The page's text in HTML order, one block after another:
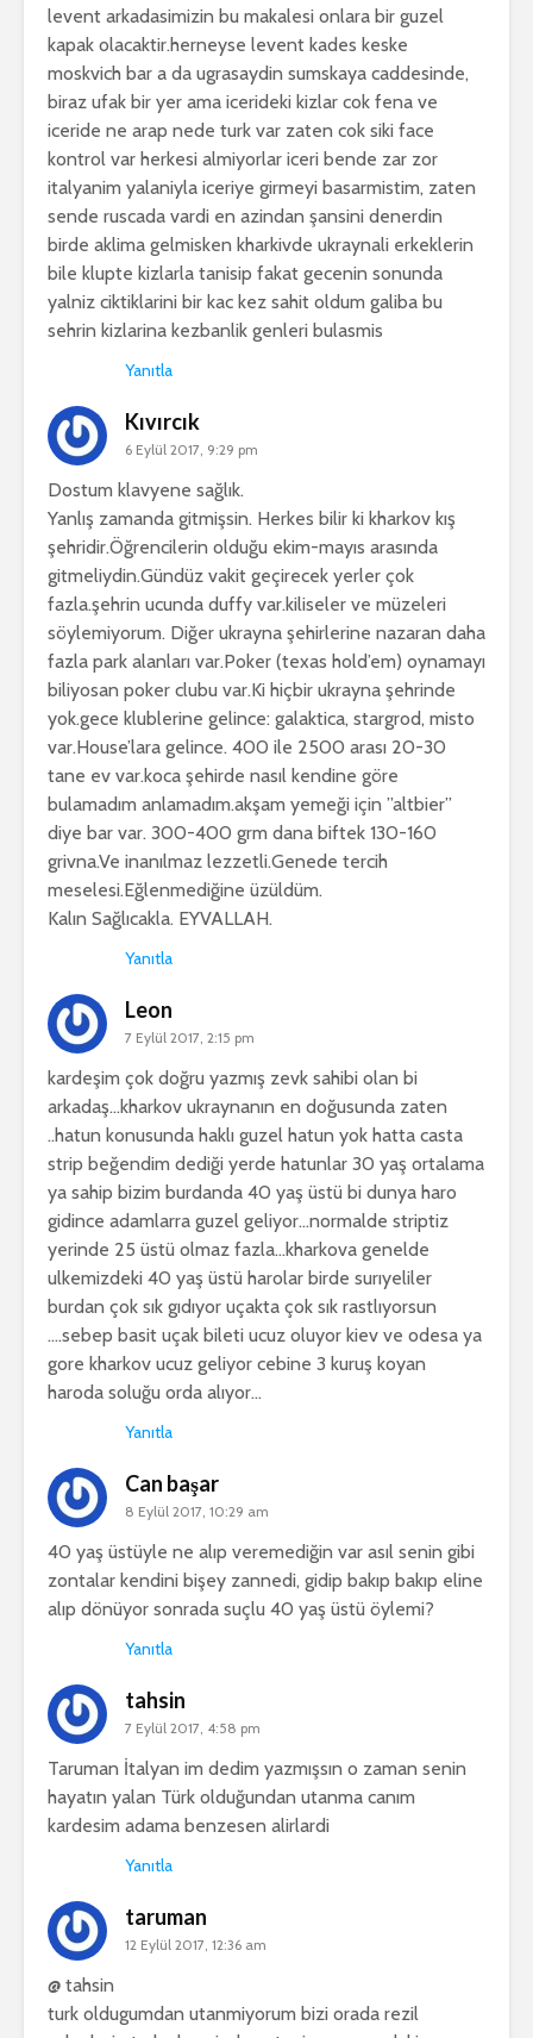
levent arkadasimizin bu makalesi onlara bir guzel
kapak olacaktir.herneyse levent kades keske
moskvich bar a da ugrasaydin sumskaya caddesinde,
biraz ufak bir yer ama icerideki kizlar cok fena ve
iceride ne arap nede turk var zaten cok siki face
kontrol var herkesi almiyorlar iceri bende zar zor
italyanim yalaniyla iceriye girmeyi basarmistim, zaten
sende ruscada vardi en azindan şansini denerdin
birde aklima gelmisken kharkivde ukraynali erkeklerin
bile klupte kizlarla tanisip fakat gecenin sonunda
yalniz ciktiklarini bir kac kez sahit oldum galiba bu
sehrin kizlarina kezbanlik genleri bulasmis
Yanıtla
Kıvırcık
6 Eylül 2017, 9:29 pm
Dostum klavyene sağlık.
Yanlış zamanda gitmişsin. Herkes bilir ki kharkov kış
şehridir.Öğrencilerin olduğu ekim-mayıs arasında
gitmeliydin.Gündüz vakit geçirecek yerler çok
fazla.şehrin ucunda duffy var.kiliseler ve müzeleri
söylemiyorum. Diğer ukrayna şehirlerine nazaran daha
fazla park alanları var.Poker (texas hold’em) oynamayı
biliyosan poker clubu var.Ki hiçbir ukrayna şehrinde
yok.gece klublerine gelince: galaktica, stargrod, misto
var.House’lara gelince. 400 ile 2500 arası 20-30
tane ev var.koca şehirde nasıl kendine göre
bulamadım anlamadım.akşam yemeği için ”altbier”
diye bar var. 300-400 grm dana biftek 130-160
grivna.Ve inanılmaz lezzetli.Genede tercih
meselesi.Eğlenmediğine üzüldüm.
Kalın Sağlıcakla. EYVALLAH.
Yanıtla
Leon
7 Eylül 2017, 2:15 pm
kardeşim çok doğru yazmış zevk sahibi olan bi
arkadaş…kharkov ukraynanın en doğusunda zaten
..hatun konusunda haklı guzel hatun yok hatta casta
strip beğendim dediği yerde hatunlar 30 yaş ortalama
ya sahip bizim burdanda 40 yaş üstü bi dunya haro
gidince adamlarra guzel geliyor…normalde striptiz
yerinde 25 üstü olmaz fazla…kharkova genelde
ulkemizdeki 40 yaş üstü harolar birde surıyeliler
burdan çok sık gıdıyor uçakta çok sık rastlıyorsun
….sebep basit uçak bileti ucuz oluyor kiev ve odesa ya
gore kharkov ucuz geliyor cebine 3 kuruş koyan
haroda soluğu orda alıyor…
Yanıtla
Can başar
8 Eylül 2017, 10:29 am
40 yaş üstüyle ne alıp veremediğin var asıl senin gibi
zontalar kendini bişey zannedi, gidip bakıp bakıp eline
alıp dönüyor sonrada suçlu 40 yaş üstü öylemi?
Yanıtla
tahsin
7 Eylül 2017, 4:58 pm
Taruman İtalyan im dedim yazmışsın o zaman senin
hayatın yalan Türk olduğundan utanma canım
kardesim adama benzesen alirlardi
Yanıtla
taruman
12 Eylül 2017, 12:36 am
@ tahsin
turk oldugumdan utanmiyorum bizi orada rezil